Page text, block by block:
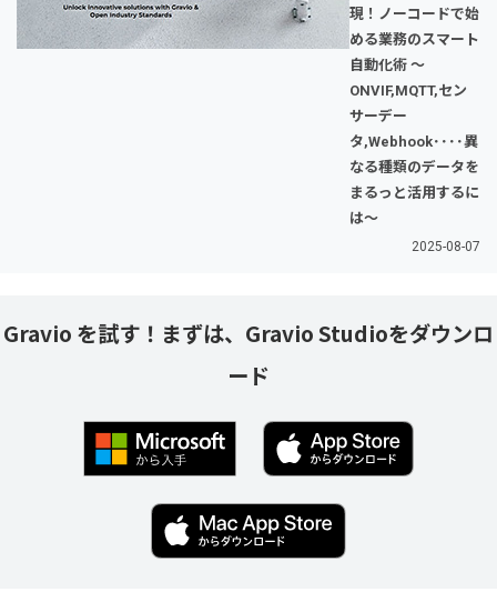
現！ノーコードで始
める業務のスマート
自動化術 〜
ONVIF,MQTT,セン
サーデー
タ,Webhook････異
なる種類のデータを
まるっと活用するに
は〜
2025-08-07
Gravio を試す！まずは、Gravio Studioをダウンロ
ード